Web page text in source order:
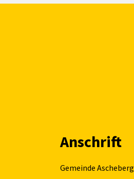
Anschrift
Gemeinde Ascheberg